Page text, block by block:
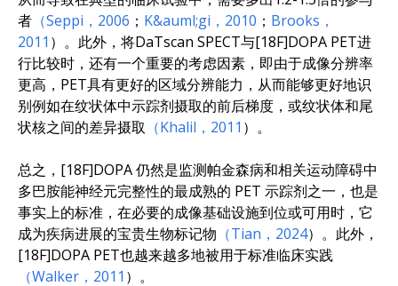
者 （Seppi，2006 ； K&auml;gi，2010 ； Brooks，
2011 ）。此外，将DaTscan SPECT与[18F]DOPA PET进
行比较时，还有一个重要的考虑因素，即由于成像分辨率
更高，PET具有更好的区域分辨能力，从而能够更好地识
别例如在纹状体中示踪剂摄取的前后梯度，或纹状体和尾
状核之间的差异摄取 （Khalil，2011 ）。
总之，[18F]DOPA 仍然是监测帕金森病和相关运动障碍中
多巴胺能神经元完整性的最成熟的 PET 示踪剂之一，也是
事实上的标准，在必要的成像基础设施到位或可用时，它
成为疾病进展的宝贵生物标记物 （Tian，2024）。此外，
[18F]DOPA PET也越来越多地被用于标准临床实践
（Walker，2011 ）。